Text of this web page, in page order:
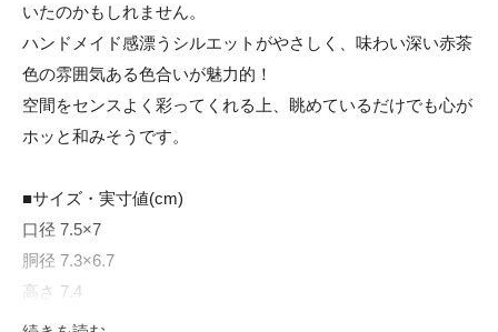
いたのかもしれません。
ハンドメイド感漂うシルエットがやさしく、味わい深い赤茶
色の雰囲気ある色合いが魅力的！
空間をセンスよく彩ってくれる上、眺めているだけでも心が
ホッと和みそうです。
■サイズ・実寸値(cm)
口径 7.5×7
胴径 7.3×6.7
高さ 7.4
若干の誤差はご了承ください